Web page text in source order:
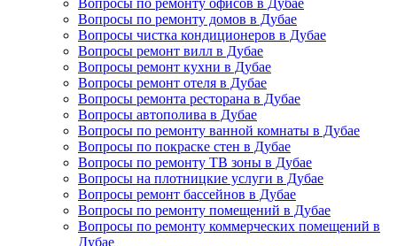
Вопросы по ремонту офисов в Дубае
Вопросы по ремонту домов в Дубае
Вопросы чистка кондиционеров в Дубае
Вопросы ремонт вилл в Дубае
Вопросы ремонт кухни в Дубае
Вопросы ремонт отеля в Дубае
Вопросы ремонта ресторана в Дубае
Вопросы автополива в Дубае
Вопросы по ремонту ванной комнаты в Дубае
Вопросы по покраске стен в Дубае
Вопросы по ремонту ТВ зоны в Дубае
Вопросы на плотницкие услуги в Дубае
Вопросы ремонт бассейнов в Дубае
Вопросы по ремонту помещений в Дубае
Вопросы по ремонту коммерческих помещений в
Дубае